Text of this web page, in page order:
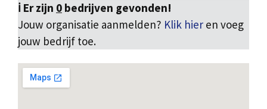
ℹ️ Er zijn 0 bedrijven gevonden!
Jouw organisatie aanmelden? Klik hier en voeg
jouw bedrijf toe.